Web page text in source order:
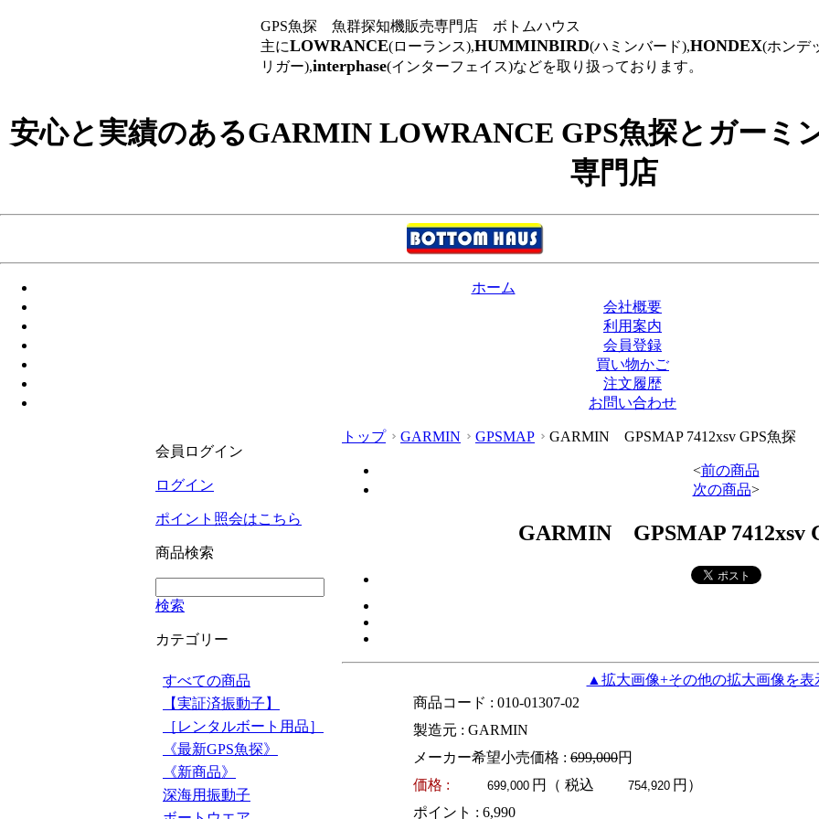
GPS魚探 魚群探知機販売専門店 ボトムハウス
主にLOWRANCE(ローランス),HUMMINBIRD(ハミンバード),HONDEX(ホンデ
リガー),interphase(インターフェイス)などを取り扱っております。
安心と実績のあるGARMIN LOWRANCE GPS魚探とガーミ
専門店
ホーム
会社概要
利用案内
会員登録
買い物かご
注文履歴
お問い合わせ
会員ログイン
ログイン
ポイント照会はこちら
商品検索
検索
カテゴリー
すべての商品
【実証済振動子】
［レンタルボート用品］
《最新GPS魚探》
《新商品》
深海用振動子
トップ GARMIN GPSMAP GARMIN GPSMAP 7412xsv GPS魚探
<前の商品
次の商品>
GARMIN GPSMAP 7412xsv
▲拡大画像+その他の拡大画像を表
商品コード : 010-01307-02
製造元 : GARMIN
メーカー希望小売価格 : 699,000円
価格 :
円（ 税込
円）
ポイント : 6,990